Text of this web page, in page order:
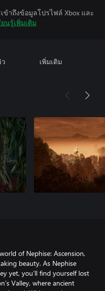
ข้าถึงข้อมูลโปรไฟล์ Xbox และ
ยนรู้เพิ่มเติม
เพิ่มเติม
of Nephise: Ascension,
beauty. As Nephise
yet, you’ll find yourself lost
Valley, where ancient